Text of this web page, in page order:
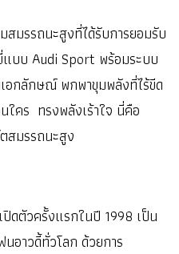
มรรถนะสูงที่ได้รับการยอมรับ
บบ Audi Sport พร้อมระบบ
อกลักษณ์ พกพาขุมพลังที่ไร้ขีด
ใคร ทรงพลังเร้าใจ นี่คือ
สมรรถนะสูง
ดตัวครั้งแรกในปี 1998 เป็น
อาวดี้ทั่วโลก ด้วยการ